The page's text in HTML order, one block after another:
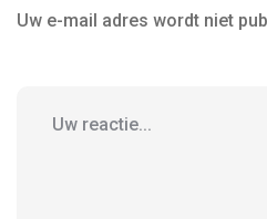
Uw e-mail adres wordt niet